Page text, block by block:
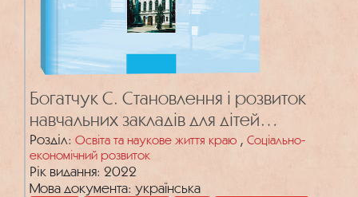
Богатчук С. Становлення і розвиток
навчальних закладів для дітей
залізничників Південно-Західних
залізниць в кінці ХІХ – на початку ХХ ст.
Розділ: Освіта та наукове життя краю , Соціально-
економічний розвиток
Рік видання: 2022
Мова документа: українська